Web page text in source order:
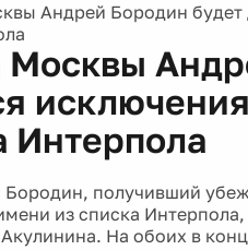
Андрей Бородин будет
Москвы
Интерпола
получивший
из списка
На обоих в